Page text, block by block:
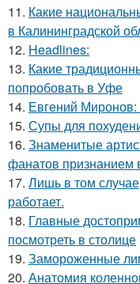
11. Какие
в Калининградской
12. Headlines:
13. Какие
попробовать в Уфе
14. Евгений
15. Супы для
16. Знаменитые
фанатов признанием
17. Лишь в том
работает.
18. Главные
посмотреть в столице
19. Замороженные
20. Анатомия